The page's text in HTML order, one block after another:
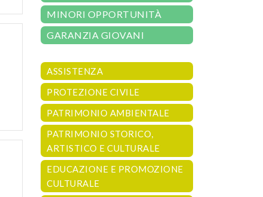
MINORI OPPORTUNITÀ
GARANZIA GIOVANI
ASSISTENZA
PROTEZIONE CIVILE
PATRIMONIO AMBIENTALE
PATRIMONIO STORICO,
ARTISTICO E CULTURALE
EDUCAZIONE E PROMOZIONE
CULTURALE